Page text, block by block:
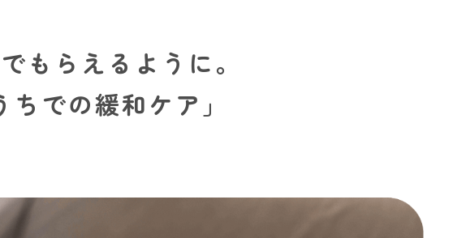
もらえるように。
での緩和ケア」